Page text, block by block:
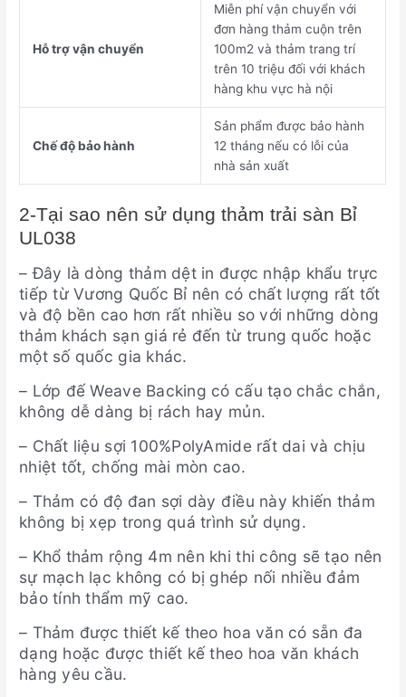
Hỗ trợ vận chuyển
Miễn phí vận chuyển với
đơn hàng thảm cuộn trên
100m2 và thảm trang trí
trên 10 triệu đối với khách
hàng khu vực hà nội
Chế độ bảo hành
Sản phẩm được bảo hành
12 tháng nếu có lỗi của
nhà sản xuất
2-Tại sao nên sử dụng thảm trải sàn Bỉ
UL038
– Đây là dòng thảm dệt in được nhập khẩu trực
tiếp từ Vương Quốc Bỉ nên có chất lượng rất tốt
và độ bền cao hơn rất nhiều so với những dòng
thảm khách sạn giá rẻ đến từ trung quốc hoặc
một số quốc gia khác.
– Lớp đế Weave Backing có cấu tạo chắc chắn,
không dễ dàng bị rách hay mủn.
– Chất liệu sợi 100%PolyAmide rất dai và chịu
nhiệt tốt, chống mài mòn cao.
– Thảm có độ đan sợi dày điều này khiến thảm
không bị xẹp trong quá trình sử dụng.
– Khổ thảm rộng 4m nên khi thi công sẽ tạo nên
sự mạch lạc không có bị ghép nối nhiều đảm
bảo tính thẩm mỹ cao.
– Thảm được thiết kế theo hoa văn có sẵn đa
dạng hoặc được thiết kế theo hoa văn khách
hàng yêu cầu.